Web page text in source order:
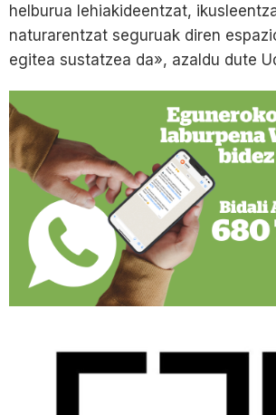
helburua lehiakideentzat,
naturarentzat seguruak diren
egitea sustatzea da», azaldu dute